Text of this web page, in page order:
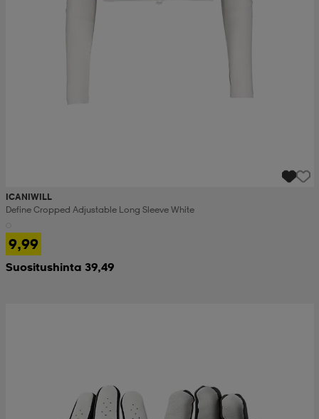
ICANIWILL
Define Cropped Adjustable Long Sleeve White
9,99
Suositushinta 39,49